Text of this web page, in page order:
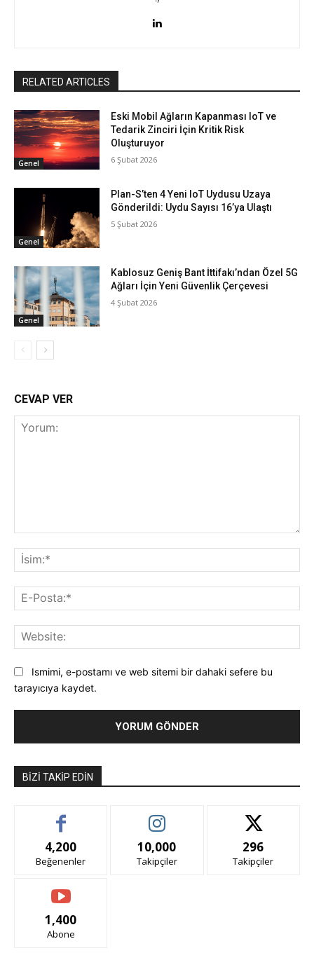
RELATED ARTICLES
Genel
Eski Mobil Ağların Kapanması IoT ve
Tedarik Zinciri İçin Kritik Risk
Oluşturuyor
6 Şubat 2026
Genel
Plan-S’ten 4 Yeni IoT Uydusu Uzaya
Gönderildi: Uydu Sayısı 16’ya Ulaştı
5 Şubat 2026
Genel
Kablosuz Geniş Bant İttifakı’ndan Özel 5G
Ağları İçin Yeni Güvenlik Çerçevesi
4 Şubat 2026
CEVAP VER
Ismimi, e-postamı ve web sitemi bir dahaki sefere bu
tarayıcıya kaydet.
BIZI TAKIP EDIN
4,200
Beğenenler
10,000
Takipçiler
296
Takipçiler
1,400
Abone